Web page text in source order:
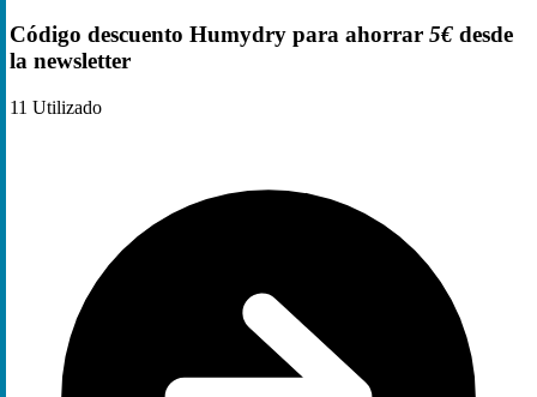
Código descuento Humydry para ahorrar 5€ desde
la newsletter
11 Utilizado